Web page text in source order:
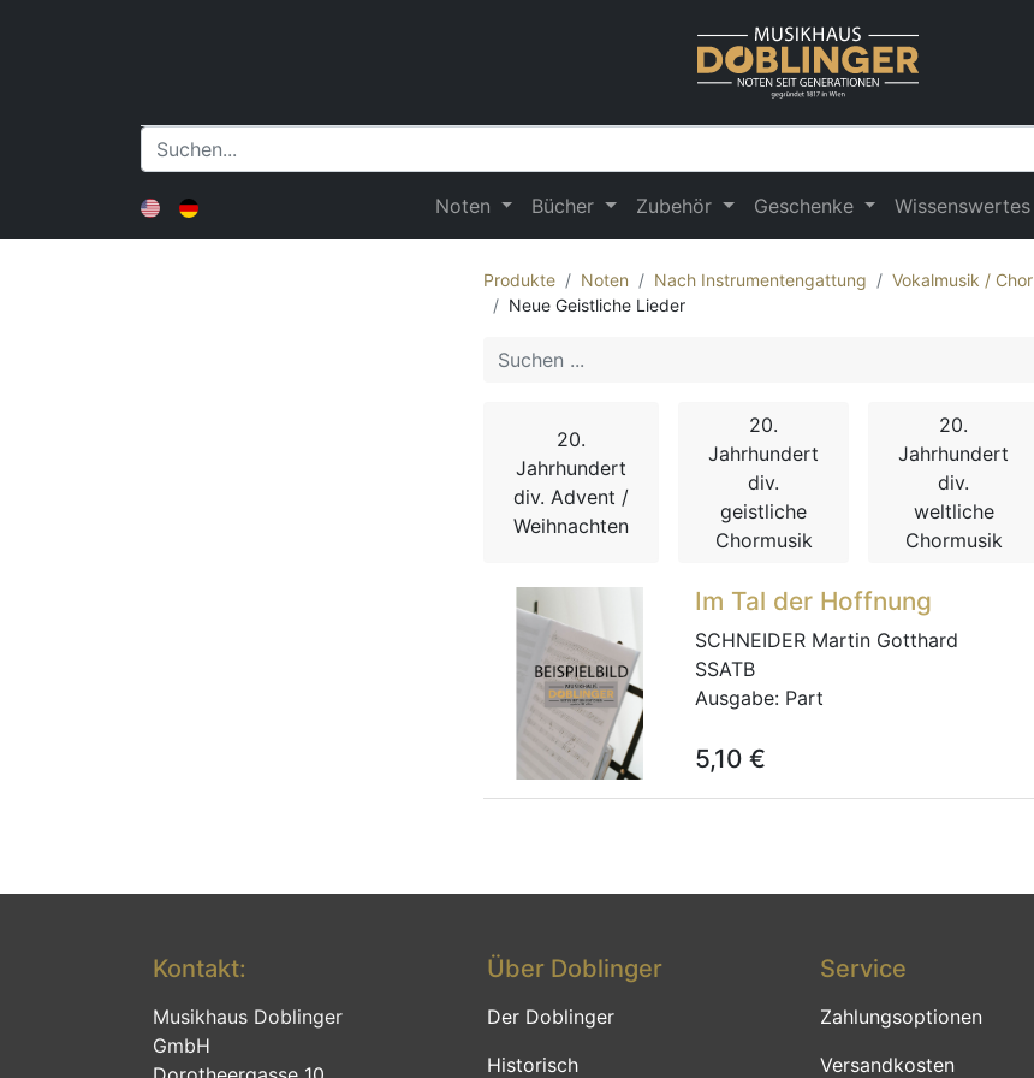
Noten Bücher Zubehör Geschenke Wissenswertes
Produkte Noten Nach Instrumentengattung Vokalmusik / Chor
Neue Geistliche Lieder
20.
Jahrhundert
div. Advent /
Weihnachten
20.
Jahrhundert
div.
geistliche
Chormusik
20.
Jahrhundert
div.
weltliche
Chormusik
Im Tal der Hoffnung
SCHNEIDER Martin Gotthard
SSATB
Ausgabe: Part
5,10 €
Kontakt:
Musikhaus Doblinger
GmbH
Über Doblinger
Der Doblinger
Historisch
Service
Zahlungsoptionen
Versandkosten